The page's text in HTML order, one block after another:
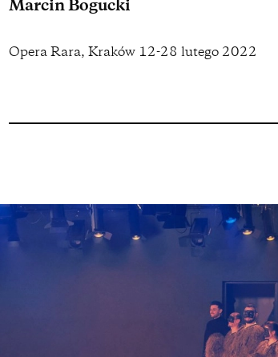
Marcin Bogucki
Opera Rara, Kraków 12-28 lutego 2022